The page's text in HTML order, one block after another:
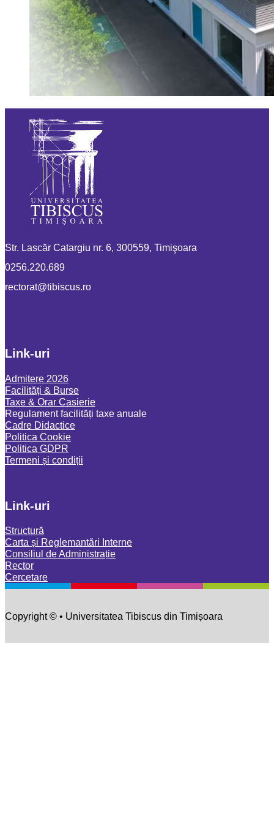
Str. Lascăr Catargiu nr. 6, 300559, Timişoara
0256.220.689
or.sucsibit@tarotcer
Link-uri
Admitere 2026
Facilități & Burse
Taxe & Orar Casierie
Regulament facilități taxe anuale
Cadre Didactice
Politica Cookie
Politica GDPR
Termeni și condiții
Link-uri
Structură
Carta și Reglemantări Interne
Consiliul de Administrație
Rector
Cercetare
Copyright © • Universitatea Tibiscus din Timișoara